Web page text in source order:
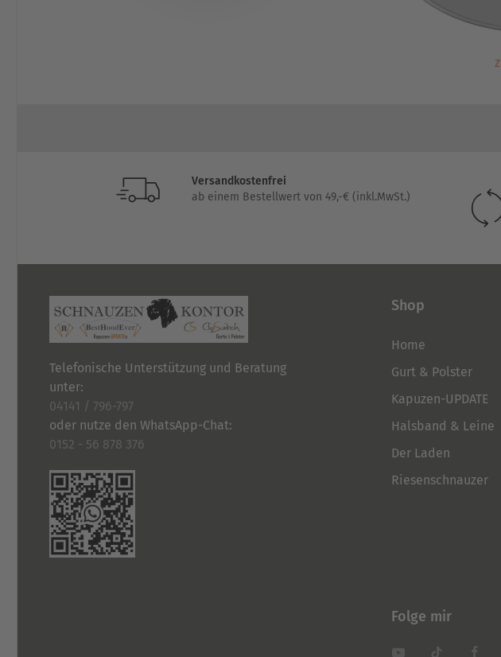
Versandkostenfrei
ab einem Bestellwert von 49,-€ (inkl.MwSt.)
Telefonische Unterstützung und Beratung
unter:
04141 / 796-797
oder nutze den WhatsApp-Chat:
0152 - 56 878 376
Shop
Home
Gurt & Polster
Kapuzen-UPDATE
Halsband & Leine
Der Laden
Riesenschnauzer
Folge mir